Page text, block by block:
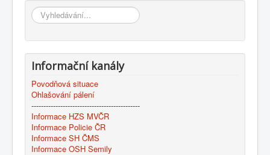
Vyhledávání...
Informační kanály
Povodňová situace
Ohlašování pálení
---------------------------------------------
Informace HZS MVČR
Informace Policie ČR
Informace SH ČMS
Informace OSH Semily